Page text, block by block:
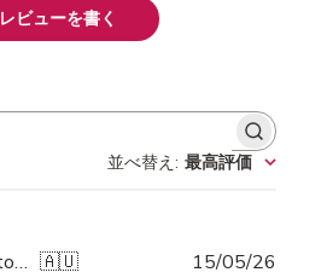
レビューを書く
並べ替え : 最高評価
Verified-Customer 🇦🇺 15/05/26